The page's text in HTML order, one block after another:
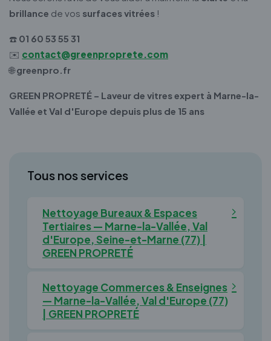
brillance de vos surfaces vitrées !
☎️ 01 60 53 55 31
✉️ contact@greenproprete.com
🌐greenpro.fr
GREEN PROPRETÉ – Laveur de vitres expert à Marne-la-
Vallée et Val d'Europe depuis plus de 15 ans
Tous nos services
Nettoyage Bureaux & Espaces
Tertiaires — Marne-la-Vallée, Val
d'Europe, Seine-et-Marne (77) |
GREEN PROPRETÉ
Nettoyage Commerces & Enseignes
— Marne-la-Vallée, Val d'Europe (77)
| GREEN PROPRETÉ